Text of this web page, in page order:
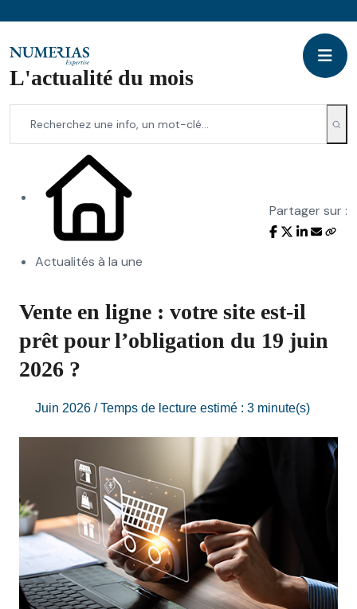
L'actualité du mois
Actualités à la une
Partager sur :
Vente en ligne : votre site est-il
prêt pour l’obligation du 19 juin
2026 ?
Juin 2026 / Temps de lecture estimé : 3 minute(s)